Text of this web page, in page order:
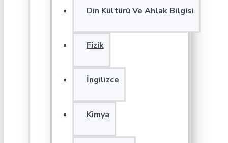
Din Kültürü Ve Ahlak Bilgisi
Fizik
İngilizce
Kimya